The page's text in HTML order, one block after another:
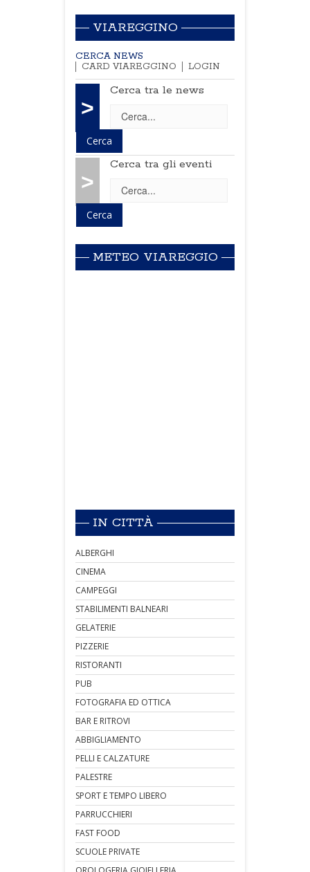
VIAREGGINO
CERCA NEWS
CARD VIAREGGINO
LOGIN
>
Cerca tra le news
>
Cerca tra gli eventi
METEO VIAREGGIO
IN CITTÀ
ALBERGHI
CINEMA
CAMPEGGI
STABILIMENTI BALNEARI
GELATERIE
PIZZERIE
RISTORANTI
PUB
FOTOGRAFIA ED OTTICA
BAR E RITROVI
ABBIGLIAMENTO
PELLI E CALZATURE
PALESTRE
SPORT E TEMPO LIBERO
PARRUCCHIERI
FAST FOOD
SCUOLE PRIVATE